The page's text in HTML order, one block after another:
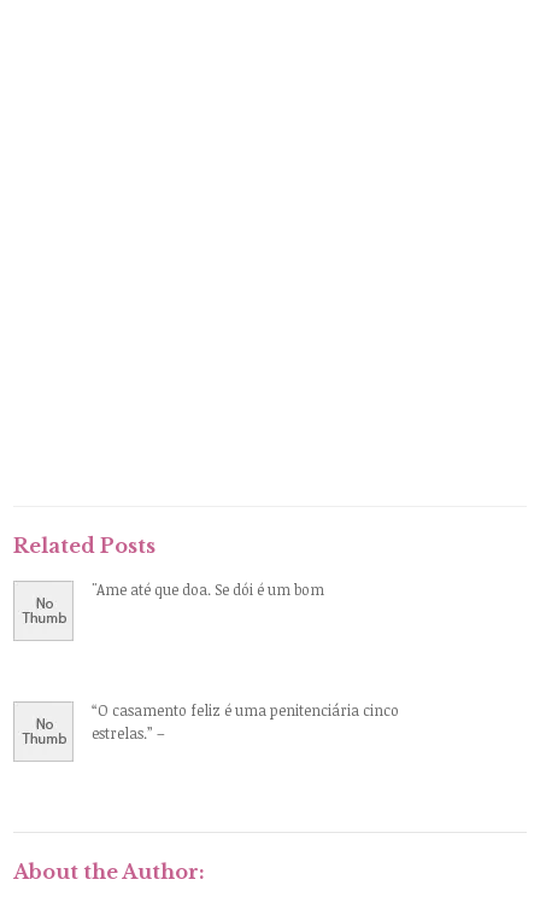
Related Posts
"Ame até que doa. Se dói é um bom
“O casamento feliz é uma penitenciária cinco
estrelas.” –
About the Author: